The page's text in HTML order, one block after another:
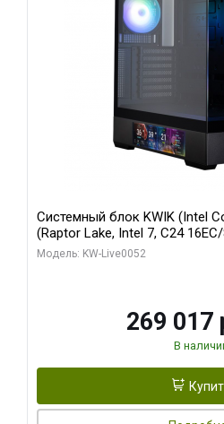
Системный блок KWIK (Intel
(Raptor Lake, Intel 7, C24
модуля)/ Palit RTX5080
Модель: KW-Live0052
269 017
В